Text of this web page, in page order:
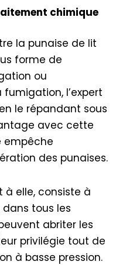
chimique
la punaise de lit
forme de
ou
l’expert
le répandant sous
avec cette
empêche
des punaises.
à elle, consiste à
dans tous les
abriter les
privilégie tout de
à basse pression.